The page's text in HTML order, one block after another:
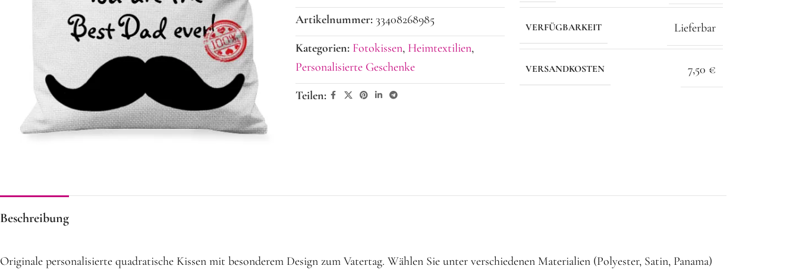
Artikelnummer: 33408268985
Kategorien: Fotokissen, Heimtextilien,
Personalisierte Geschenke
Teilen:
VERFÜGBARKEIT Lieferbar
VERSANDKOSTEN 7,50 €
Beschreibung
Originale personalisierte quadratische Kissen mit besonderem Design zum Vatertag. Wählen Sie unter verschiedenen Materialien (Polyester, Satin, Panama)